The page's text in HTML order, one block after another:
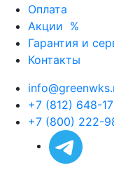
Оплата
Акции %
Гарантия и
Контакты
+7 (812) 648-
+7 (800) 222-